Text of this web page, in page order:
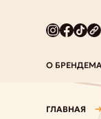
О БРЕНДЕ
ГЛАВНАЯ